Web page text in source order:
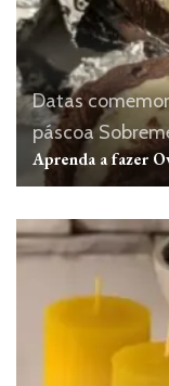
Datas
páscoa
Aprenda a fazer